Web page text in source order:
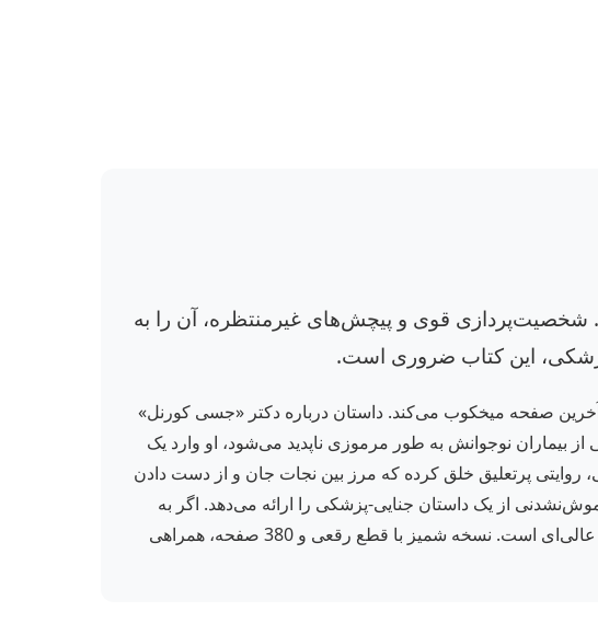
شخصیت‌پردازی قوی و پیچش‌های غیرمنتظره، آن را به
این کتاب ضروری است.
آخرین صفحه میخکوب می‌کند. داستان درباره دکتر «جسی کورنل»
بیماران نوجوانش به طور مرموزی ناپدید می‌شود، او وارد یک
روایتی پرتعلیق خلق کرده که مرز بین نجات جان و از دست دادن
از یک داستان جنایی-پزشکی را ارائه می‌دهد. اگر به
دنبال یک رمان خارجی جذاب با شخصیت‌های عمیق و پیچش‌های داستانی غیرمنتظره هستید، «بیمار» انتخاب عالی‌ای است. نسخه شمیز با قطع رقعی و 380 صفحه، همراهی